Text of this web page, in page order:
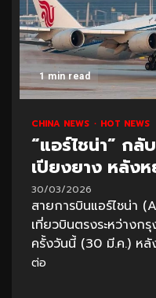
1 min read
CHINA NEWS HOT NEWS
“แอร์ไชน่า” ก
เปียงยาง หลัง
30/03/2026
สายการบินแอร์ไชน่า
เที่ยวบินตรงระหว่าง
ครั้งวันนี้ (30 มี.ค.) หลั
ต่อ